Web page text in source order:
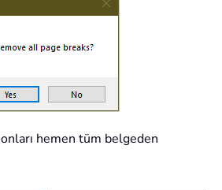
hemen tüm belgeden